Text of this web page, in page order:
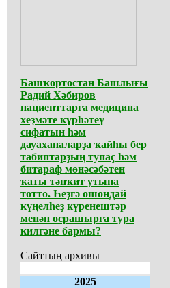
Башҡортостан Башлығы
Радий Хәбиров
пациенттарға медицина
хеҙмәте күрһәтеү
сифатын һәм
дауаханаларҙа ҡайһы бер
табиптарҙың тупаҫ һәм
битараф мөнәсәбәтен
ҡаты тәнҡит утына
тотто. Һеҙгә ошондай
күңелһеҙ күренештәр
менән осрашырға тура
килгәне бармы?
Сайттың архивы
2025